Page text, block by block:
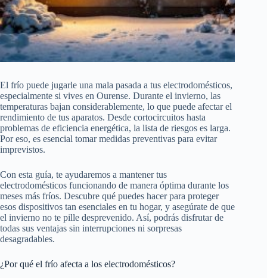
El frío puede jugarle una mala pasada a tus electrodomésticos,
especialmente si vives en Ourense. Durante el invierno, las
temperaturas bajan considerablemente, lo que puede afectar el
rendimiento de tus aparatos. Desde cortocircuitos hasta
problemas de eficiencia energética, la lista de riesgos es larga.
Por eso, es esencial tomar medidas preventivas para evitar
imprevistos.
Con esta guía, te ayudaremos a mantener tus
electrodomésticos funcionando de manera óptima durante los
meses más fríos. Descubre qué puedes hacer para proteger
esos dispositivos tan esenciales en tu hogar, y asegúrate de que
el invierno no te pille desprevenido. Así, podrás disfrutar de
todas sus ventajas sin interrupciones ni sorpresas
desagradables.
¿Por qué el frío afecta a los electrodomésticos?